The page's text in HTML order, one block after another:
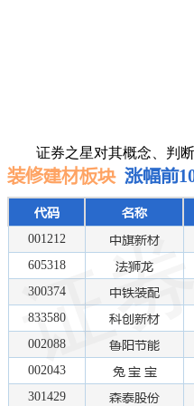
证券之星对其概念、判断